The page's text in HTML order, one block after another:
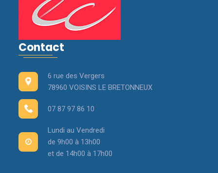
Contact
6 rue des Vergers
78960 VOISINS LE BRETONNEUX
07 87 97 86 10
Lundi au Vendredi
de 9h00 à 13h00
et de 14h00 à 17h00